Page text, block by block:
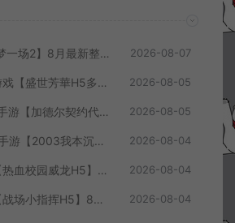
MT3换皮MH【大梦一场2】8月最新整理Linux手工服务端+源码+管理后台+安卓苹果双端+详细搭建教程+视频教程 2026-08-07
三网H5宫斗养成游戏【盛世芳華H5多区跨服代金券内购优化版】8月最新整理Linux手工服务端+CDK授权后台+全资源安卓+详细搭建教程+视频教程 2026-08-05
AFK卡牌即时对战手游【加德尔契约代金券内购修复版】8月最新整理Linux手工服务端+前后端全套源码+CDK授权后台+安卓苹果双端+详细搭建教程+视频教程 2026-08-05
RED三端引擎传奇手游【2003我本沉默三职业】8月最新整理Win一键服务端+PC安卓+详细搭建教程 2026-08-04
三网H5格斗游戏【热血校园威龙H5】8月最新整理Linux手工服务端+Win一键服务端+解压即玩+简易安卓客户端+详细搭建教程 2026-08-04
三网H5射击游戏【战场小指挥H5】8月最新整理Linux手工服务端+Win一键服务端+解压即玩+简易安卓客户端+详细搭建教程 2026-08-04